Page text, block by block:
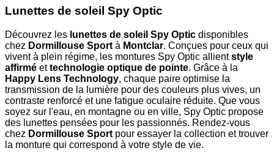
Lunettes de soleil Spy Optic
Découvrez les lunettes de soleil Spy Optic disponibles
chez Dormillouse Sport à Montclar. Conçues pour ceux qui
vivent à plein régime, les montures Spy Optic allientstyle
affirmé ettechnologie optique de pointe. Grâce à la
Happy Lens Technology, chaque paire optimise la
transmission de la lumière pour des couleurs plus vives, un
contraste renforcé et une fatigue oculaire réduite. Que vous
soyez sur l'eau, en montagne ou en ville, Spy Optic propose
des lunettes pensées pour les passionnés. Rendez-vous
chez Dormillouse Sport pour essayer la collection et trouver
la monture qui correspond à votre style de vie.